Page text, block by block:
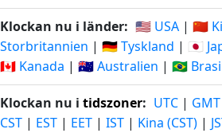
Klockan nu i länder: 🇺🇸 USA | 🇨🇳
Storbritannien | 🇩🇪 Tyskland | 🇯🇵
🇨🇦 Kanada | 🇦🇺 Australien | 🇧🇷
Klockan nu i tidszoner: UTC | GMT
CST | EST | EET | IST | Kina (CST) |